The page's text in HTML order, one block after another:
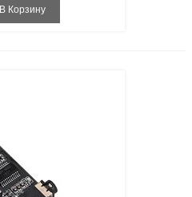
В Корзину